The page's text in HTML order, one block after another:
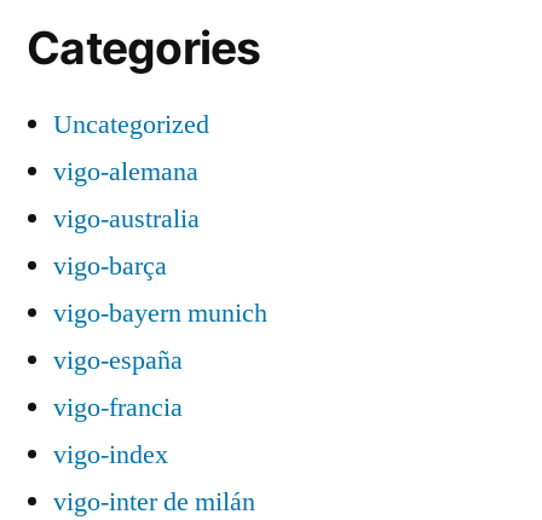
Categories
Uncategorized
vigo-alemana
vigo-australia
vigo-barça
vigo-bayern munich
vigo-españa
vigo-francia
vigo-index
vigo-inter de milán